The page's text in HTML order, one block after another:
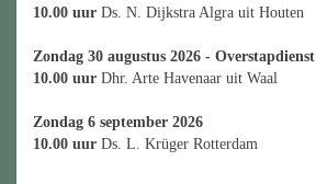
10.00 uur Ds. N. Dijkstra Algra uit Houten
Zondag 30 augustus 2026 - Overstapdienst
10.00 uur Dhr. Arte Havenaar uit Waal
Zondag 6 september 2026
10.00 uur Ds. L. Krüger Rotterdam